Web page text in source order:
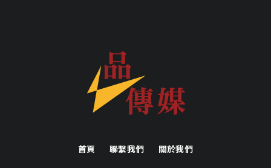
首頁 聯繫我們 關於我們